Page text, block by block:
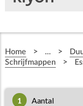
Home > ... >
Schrijfmappen >
1 aantal